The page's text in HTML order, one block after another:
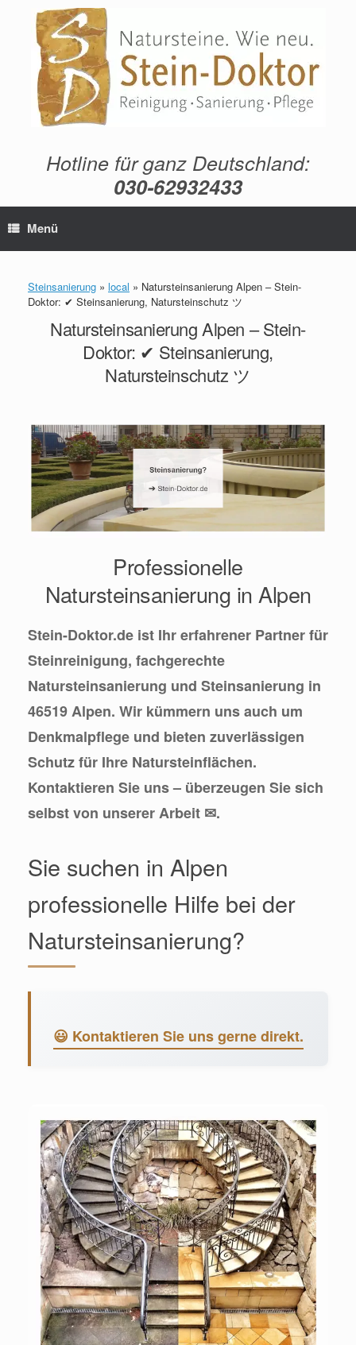
springen
Hotline für ganz Deutschland:
030-62932433
Menü
Steinsanierung » local » Natursteinsanierung Alpen – Stein-
Doktor: ✔ Steinsanierung, Natursteinschutz ツ
Natursteinsanierung Alpen – Stein-
Doktor: ✔ Steinsanierung,
Natursteinschutz ツ
Professionelle
Natursteinsanierung in Alpen
Stein-Doktor.de ist Ihr erfahrener Partner für
Steinreinigung, fachgerechte
Natursteinsanierung und Steinsanierung in
46519 Alpen. Wir kümmern uns auch um
Denkmalpflege und bieten zuverlässigen
Schutz für Ihre Natursteinflächen.
Kontaktieren Sie uns – überzeugen Sie sich
selbst von unserer Arbeit ✉.
Sie suchen in Alpen
professionelle Hilfe bei der
Natursteinsanierung?
😃 Kontaktieren Sie uns gerne direkt.